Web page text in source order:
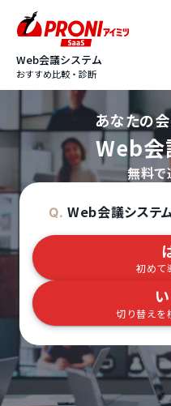
Web会議システム
おすすめ比較・診断
あなたの
Web会
無料で
Q. Web会議システ
初めて
切り替えを